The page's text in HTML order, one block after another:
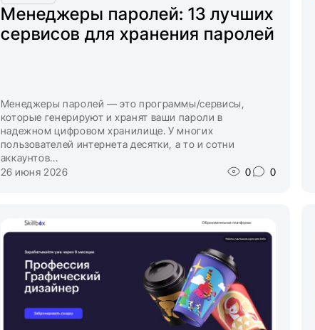
Менеджеры паролей: 13 лучших
сервисов для хранения паролей
Менеджеры паролей — это программы/сервисы,
которые генерируют и хранят ваши пароли в
надежном цифровом хранилище. У многих
пользователей интернета десятки, а то и сотни
аккаунтов...
26 июня 2026
0 0